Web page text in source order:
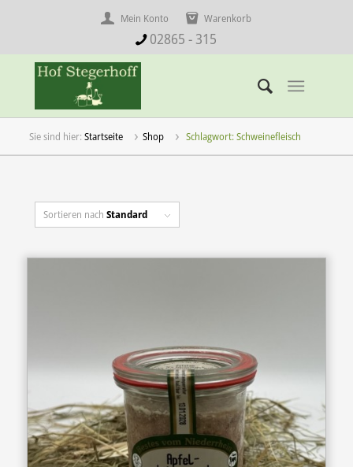
Mein Konto Warenkorb
02865 - 315
Startseite Shop Schlagwort: Schweinefleisch
Sortieren nach Standard